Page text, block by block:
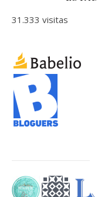
31.333 visitas